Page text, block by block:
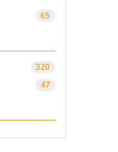
65
320
47